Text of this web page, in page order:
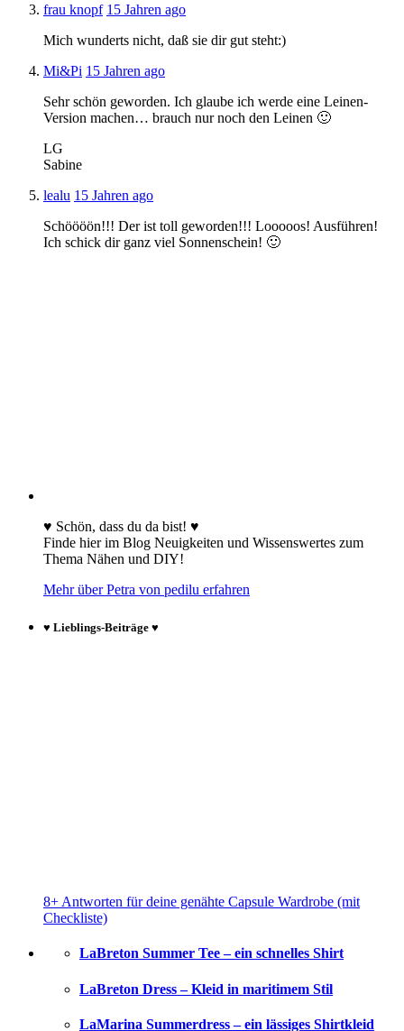
frau knopf 15 Jahren ago
Mich wunderts nicht, daß sie dir gut steht:)
Mi&Pi 15 Jahren ago
Sehr schön geworden. Ich glaube ich werde eine Leinen-
Version machen… brauch nur noch den Leinen 🙂
LG
Sabine
lealu 15 Jahren ago
Schöööön!!! Der ist toll geworden!!! Looooos! Ausführen!
Ich schick dir ganz viel Sonnenschein! 🙂
♥ Schön, dass du da bist! ♥
Finde hier im Blog Neuigkeiten und Wissenswertes zum
Thema Nähen und DIY!
Mehr über Petra von pedilu erfahren
♥ Lieblings-Beiträge ♥
8+ Antworten für deine genähte Capsule Wardrobe (mit
Checkliste)
LaBreton Summer Tee – ein schnelles Shirt
LaBreton Dress – Kleid in maritimem Stil
LaMarina Summerdress – ein lässiges Shirtkleid